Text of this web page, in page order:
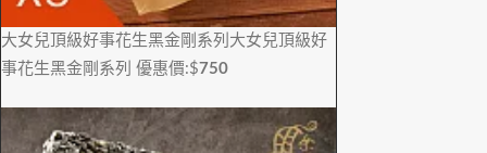
大女兒頂級好事花生黑金剛系列 大女兒頂級好
事花生黑金剛系列 優惠價:$750